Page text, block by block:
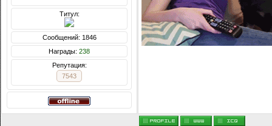
Титул:
Сообщений: 1846
Награды: 238
Репутация:
7543